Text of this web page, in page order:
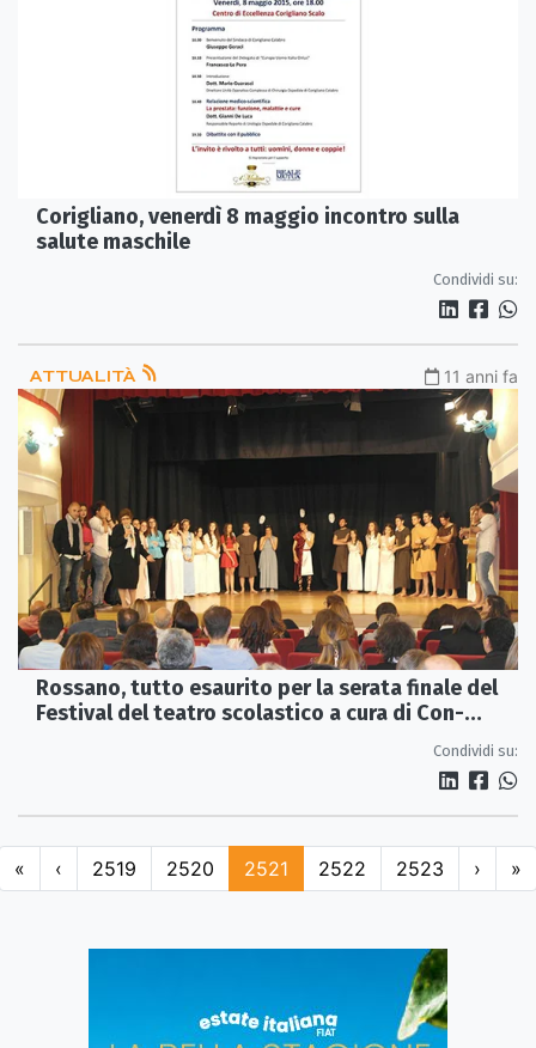
Corigliano, venerdì 8 maggio incontro sulla
salute maschile
Condividi su:
ATTUALITÀ 11 anni fa
Rossano, tutto esaurito per la serata finale del
Festival del teatro scolastico a cura di Con-
Condividi su:
« ‹ 2519 2520 2521 2522 2523 › »